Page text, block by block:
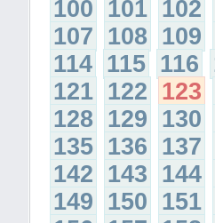
100 101 102
107 108 109
114 115 116
121 122 123
128 129 130
135 136 137
142 143 144
149 150 151